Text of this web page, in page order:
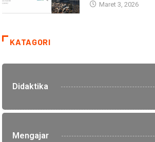
Maret 3, 2026
KATAGORI
Didaktika
Mengajar